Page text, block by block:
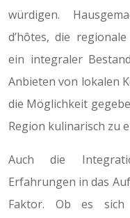
würdigen.
d’hôtes, die
ein integraler
Anbieten von lokalen
die Möglichkeit
Region kulinarisch zu
Auch die
Erfahrungen in das
Faktor. Ob es